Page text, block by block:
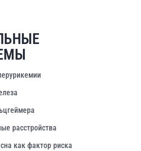
расстройства
как фактор риска